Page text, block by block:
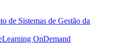
de Sistemas de Gestão da
OnDemand